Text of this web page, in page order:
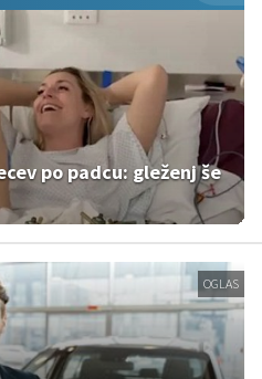
po padcu: gleženj še
OGLAS